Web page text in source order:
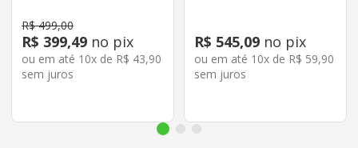
R$ 499,00
R$ 399,49 no pix
ou em até 10x de R$ 43,90
sem juros
R$ 545,09 no pix
ou em até 10x de R$ 59,90
sem juros